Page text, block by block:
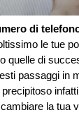
di
le tue
quelle di
passaggi in
la tua